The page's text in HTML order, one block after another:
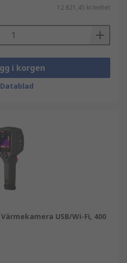
12 821,45 kr/enhet
i korgen
Datablad
Värmekamera USB/Wi-Fi, 400